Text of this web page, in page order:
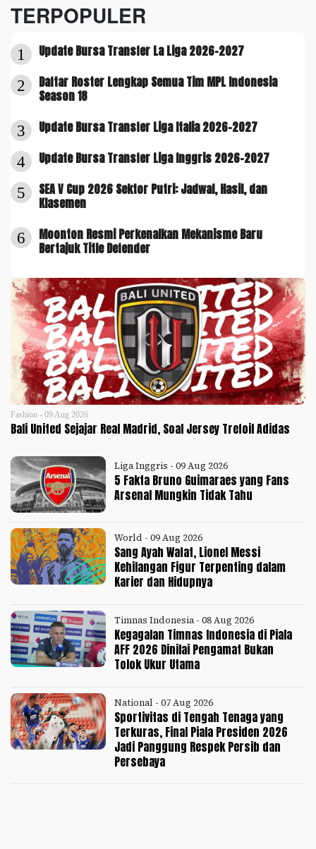
TERPOPULER
1 Update Bursa Transfer La Liga 2026-2027
2
Daftar Roster Lengkap Semua Tim MPL Indonesia
Season 18
3 Update Bursa Transfer Liga Italia 2026-2027
4 Update Bursa Transfer Liga Inggris 2026-2027
5
SEA V Cup 2026 Sektor Putri: Jadwal, Hasil, dan
Klasemen
6
Moonton Resmi Perkenalkan Mekanisme Baru
Bertajuk Title Defender
Fashion - 09 Aug 2026
Bali United Sejajar Real Madrid, Soal Jersey Trefoil Adidas
Liga Inggris - 09 Aug 2026
5 Fakta Bruno Guimaraes yang Fans
Arsenal Mungkin Tidak Tahu
World - 09 Aug 2026
Sang Ayah Wafat, Lionel Messi
Kehilangan Figur Terpenting dalam
Karier dan Hidupnya
Timnas Indonesia - 08 Aug 2026
Kegagalan Timnas Indonesia di Piala
AFF 2026 Dinilai Pengamat Bukan
Tolok Ukur Utama
National - 07 Aug 2026
Sportivitas di Tengah Tenaga yang
Terkuras, Final Piala Presiden 2026
Jadi Panggung Respek Persib dan
Persebaya